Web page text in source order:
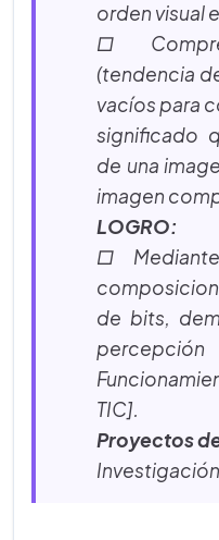
orden visual
□
(tendencia
vacíos para
significado
de una
imagen
LOGRO:
□
de bits,
TIC].
Proyectos
Investigación